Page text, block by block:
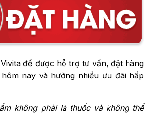
để được hỗ trợ tư vấn, đặt hàng
nay và hưởng nhiều ưu đãi hấp
không phải là thuốc và không thể